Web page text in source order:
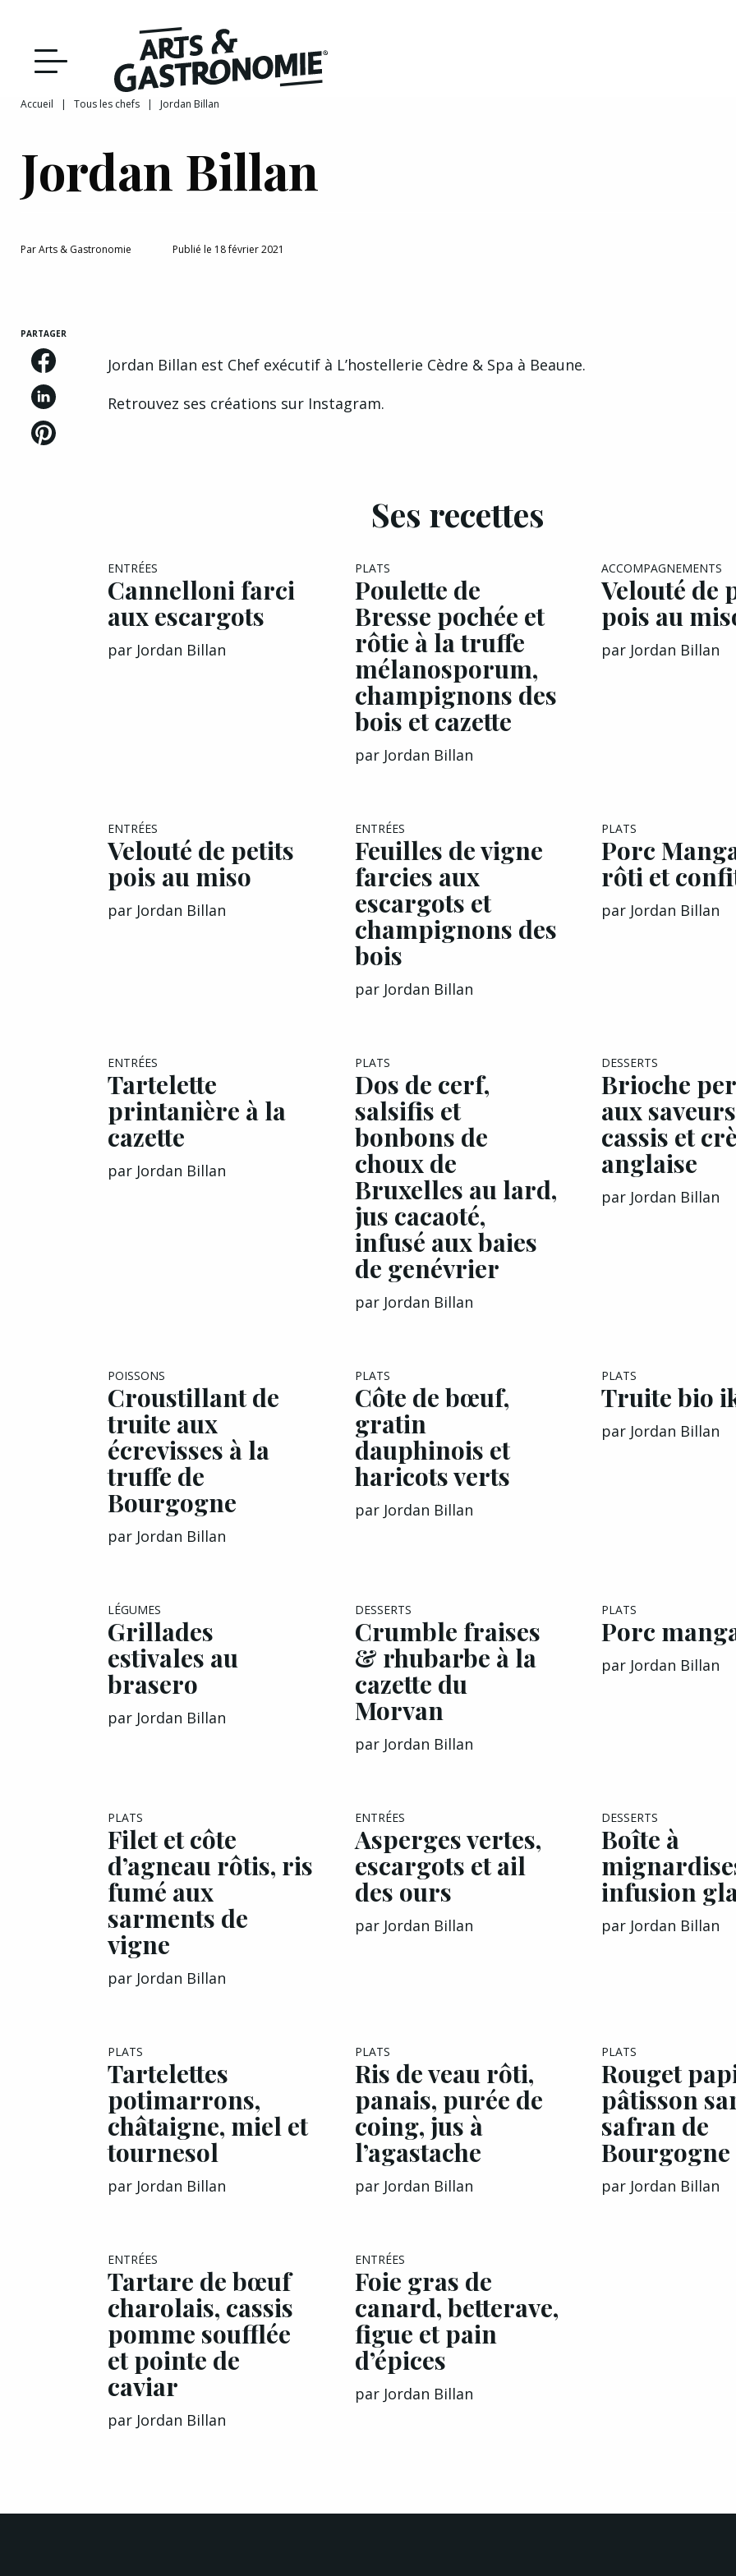
Recettes
Reportages
Actualités
Bourgogne
Accueil | Tous les chefs | Jordan Billan
Jordan Billan
ParArts & Gastronomie Publié le 18 février 2021
PARTAGER
Jordan Billan est Chef exécutif à L’hostellerie Cèdre & Spa à Beaune.
Retrouvez ses créations sur Instagram.
Ses recettes
ENTRÉES
Cannelloni farci
aux escargots
par Jordan Billan
PLATS
Poulette de
Bresse pochée et
rôtie à la truffe
mélanosporum,
champignons des
bois et cazette
par Jordan Billan
ACCOMPAGNEMENTS
Velouté de
pois au
par Jordan Billan
ENTRÉES
Velouté de petits
pois au miso
par Jordan Billan
ENTRÉES
Feuilles de vigne
farcies aux
escargots et
champignons des
bois
par Jordan Billan
PLATS
Porc
rôti et
par Jordan Billan
ENTRÉES
Tartelette
printanière à la
cazette
par Jordan Billan
PLATS
Dos de cerf,
salsifis et
bonbons de
choux de
Bruxelles au lard,
jus cacaoté,
infusé aux baies
de genévrier
par Jordan Billan
DESSERTS
Brioche
aux saveurs
cassis et
anglaise
par Jordan Billan
POISSONS
Croustillant de
truite aux
écrevisses à la
truffe de
Bourgogne
par Jordan Billan
PLATS
Côte de bœuf,
gratin
dauphinois et
haricots verts
par Jordan Billan
PLATS
Truite bio
par Jordan Billan
LÉGUMES
Grillades
estivales au
brasero
par Jordan Billan
DESSERTS
Crumble fraises
& rhubarbe à la
cazette du
Morvan
par Jordan Billan
PLATS
Porc
par Jordan Billan
PLATS
Filet et côte
d’agneau rôtis, ris
fumé aux
sarments de
vigne
par Jordan Billan
ENTRÉES
Asperges vertes,
escargots et ail
des ours
par Jordan Billan
DESSERTS
Boîte à
infusion
par Jordan Billan
PLATS
Tartelettes
potimarrons,
châtaigne, miel et
tournesol
par Jordan Billan
PLATS
Ris de veau rôti,
panais, purée de
coing, jus à
l’agastache
par Jordan Billan
PLATS
Rouget
pâtisson
safran de
Bourgogne
par Jordan Billan
ENTRÉES
Tartare de bœuf
charolais, cassis
pomme soufflée
et pointe de
caviar
par Jordan Billan
ENTRÉES
Foie gras de
canard, betterave,
figue et pain
d’épices
par Jordan Billan